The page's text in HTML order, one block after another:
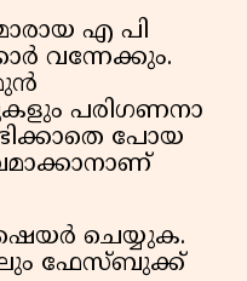
എ പി
വന്നേക്കും.
പരിഗണനാ
പോയ
ചെയ്യുക.
ഫേസ്ബുക്ക്